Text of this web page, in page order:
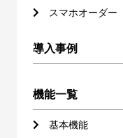
スマホオーダー
導入事例
機能一覧
基本機能